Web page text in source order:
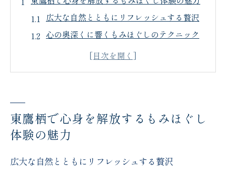
広大な自然とともにリフレッシュする贅沢
心の奥深くに響くもみほぐしのテクニック
日々のストレスを解消するためのリラクゼ
都市生活からの解放と自然の調和
旭川市の自然が育むもみほぐしで深いリラクゼ
大自然の恵みを肌で感じる癒しの時間
東鷹栖で心身を解放するもみほぐし
体験の魅力
広大な自然とともにリフレッシュする贅沢